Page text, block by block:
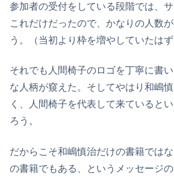
参加者の受付をしている段階では、
これだけだったので、かなりの人数
う。（当初より枠を増やしていたはず
それでも人間椅子のロゴを丁寧に書
な人柄が窺えた。そしてやはり和嶋
く、人間椅子を代表して来ていると
ろう。
だからこそ和嶋慎治だけの書籍では
の書籍でもある、というメッセージ